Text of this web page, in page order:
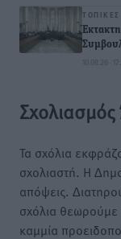
ΤΟΠΙΚΈΣ
10.08.26 ·
Τα σχόλια
σχολιαστή. Η
απόψεις.
σχόλια θεωρούμε
καμμία